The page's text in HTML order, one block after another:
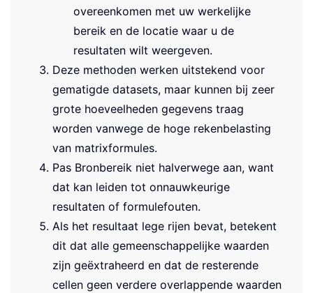
overeenkomen met uw werkelijke
bereik en de locatie waar u de
resultaten wilt weergeven.
Deze methoden werken uitstekend voor
gematigde datasets, maar kunnen bij zeer
grote hoeveelheden gegevens traag
worden vanwege de hoge rekenbelasting
van matrixformules.
Pas Bronbereik niet halverwege aan, want
dat kan leiden tot onnauwkeurige
resultaten of formulefouten.
Als het resultaat lege rijen bevat, betekent
dit dat alle gemeenschappelijke waarden
zijn geëxtraheerd en dat de resterende
cellen geen verdere overlappende waarden